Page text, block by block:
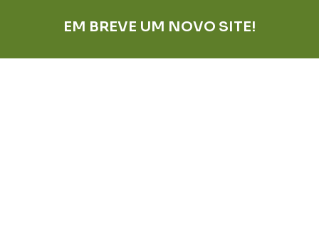
EM BREVE UM NOVO SITE!